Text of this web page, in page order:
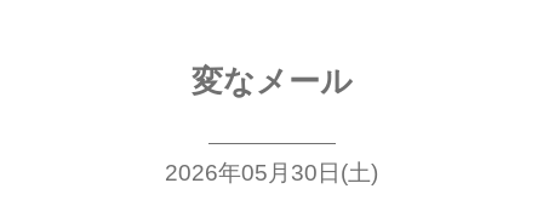
変なメール
2026年05月30日(土)